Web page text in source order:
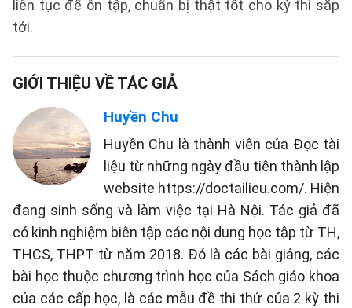
liên tục để ôn tập, chuẩn bị thật tốt cho kỳ thi sắp
tới.
GIỚI THIỆU VỀ TÁC GIẢ
Huyền Chu
Huyền Chu là thành viên của Đọc tài
liệu từ những ngày đầu tiên thành lập
website https://doctailieu.com/. Hiện
đang sinh sống và làm việc tại Hà Nội. Tác giả đã
có kinh nghiệm biên tập các nội dung học tập từ TH,
THCS, THPT từ năm 2018. Đó là các bài giảng, các
bài học thuộc chương trình học của Sách giáo khoa
của các cấp học, là các mẫu đề thi thử của 2 kỳ thi